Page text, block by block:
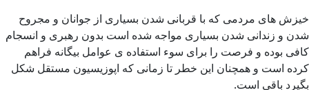
خیزش های مردمی که با قربانی شدن بسیاری از جوانان و مجروح
شدن و زندانی شدن بسیاری مواجه شده است بدون رهبری و انسجام
کافی بوده و فرصت را برای سوء استفاده ی عوامل بیگانه فراهم
کرده است و همچنان این خطر تا زمانی که اپوزیسیون مستقل شکل
بگیرد باقی است.